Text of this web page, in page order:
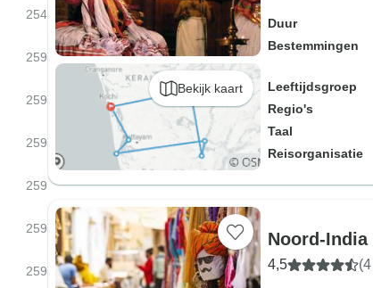
Bekijk kaart
Duur
Bestemmingen
Leeftijdsgroep
Regio's
Taal
Reisorganisatie
Noord-India
4,5
254
259
259
259
259
259
259